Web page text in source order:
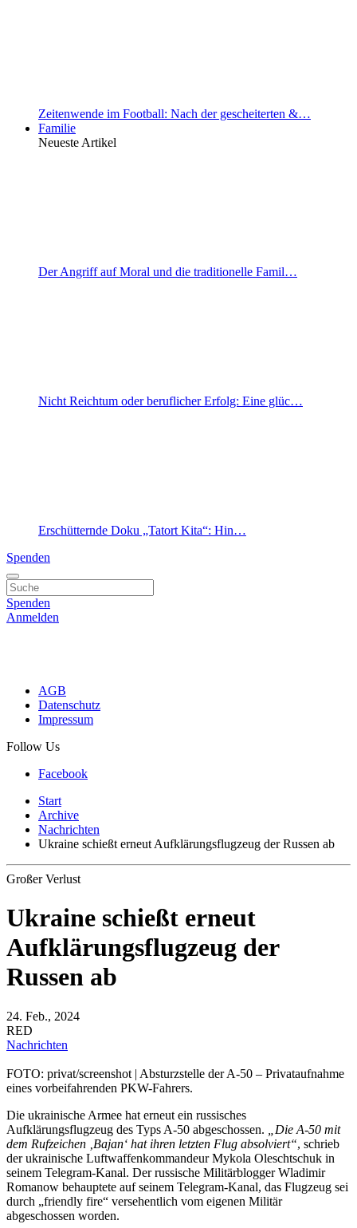
Zeitenwende im Football: Nach der gescheiterten &…
Familie
Neueste Artikel
Der Angriff auf Moral und die traditionelle Famil…
Nicht Reichtum oder beruflicher Erfolg: Eine glüc…
Erschütternde Doku „Tatort Kita“: Hin…
Spenden
Spenden
Anmelden
AGB
Datenschutz
Impressum
Follow Us
Facebook
Start
Archive
Nachrichten
Ukraine schießt erneut Aufklärungsflugzeug der Russen ab
Großer Verlust
Ukraine schießt erneut
Aufklärungsflugzeug der
Russen ab
24. Feb., 2024
RED
Nachrichten
FOTO: privat/screenshot | Absturzstelle der A-50 – Privataufnahme
eines vorbeifahrenden PKW-Fahrers.
Die ukrainische Armee hat erneut ein russisches
Aufklärungsflugzeug des Typs A-50 abgeschossen.
„Die A-50 mit
dem Rufzeichen ‚Bajan‘ hat ihren letzten Flug absolviert“, schrieb
der ukrainische Luftwaffenkommandeur Mykola Oleschtschuk in
seinem Telegram-Kanal. Der russische Militärblogger Wladimir
Romanow behauptete auf seinem Telegram-Kanal, das Flugzeug sei
durch „friendly fire“ versehentlich vom eigenen Militär
abgeschossen worden.